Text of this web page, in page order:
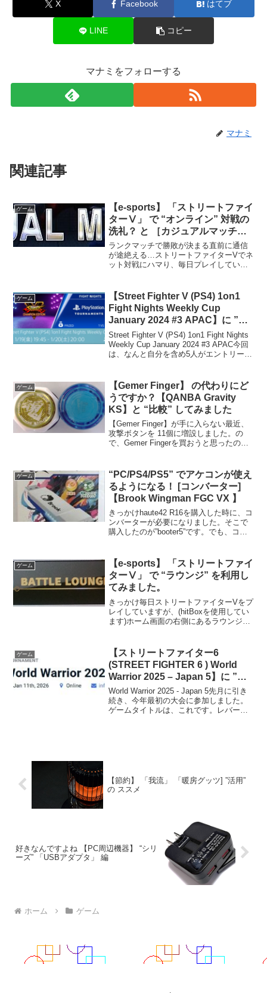
X Facebook はてブ
LINE コピー
マナミをフォローする
マナミ
関連記事
ゲーム
【e-sports】 「ストリートファイ
ターⅤ」 で “オンライン” 対戦の
洗礼？ と ［カジュアルマッチ］
の活用
ランクマッチで勝敗が決まる直前に通信
が途絶える…ストリートファイターVでネ
ット対戦にハマり、毎日プレイしていま
る人にでくわしました。ランクマッチの
場合、負けると順位が下...
ゲーム
【Street Fighter V (PS4) 1on1
Fight Nights Weekly Cup
January 2024 #3 APAC】に ”参
戦?” した「結果」
Street Fighter V (PS4) 1on1 Fight Nights
Weekly Cup January 2024 #3 APAC今回
は、なんと自分を含め5人がエントリー。
ゲーム
【Gemer Finger】 の代わりにど
うですか？【QANBA Gravity
KS】と “比較” してみました
【Gemer Finger】が手に入らない最近、
攻撃ボタンを 11個に増設しました。の
で、Gemer Fingerを買おうと思ったので
かったからなぁ…。んー、割高になる...
ゲーム
“PC/PS4/PS5” でアケコンが使え
るようになる！ [コンバーター]
【Brook Wingman FGC VX 】
きっかけhaute42 R16を購入した時に、コ
ンバーターが必要になりました。そこで
購入したのが”booter5”です。でも、コン
場を調べようと思ったら、なにやら新...
ゲーム
【e-sports】 「ストリートファイ
ターⅤ」 で “ラウンジ” を利用し
てみました。
きっかけ毎日ストリートファイターVをプ
レイしていますが、(hitBoxを使用してい
ます)ホーム画面の右側にあるラウンジと
たちがいるようです。カジュアルマッチ
をONにしても...
ゲーム
【ストリートファイター6
(STREET FIGHTER 6 ) World
Warrior 2025 – Japan 5】に ”参
戦” した「結果」
World Warrior 2025 - Japan 5先月に引き
続き、今年最初の大会に参加しました。
ゲームタイトルは、これです。レバーレ
【節約】 「我流」 「暖房グッツ] ”活用”
の ススメ
好きなんですよね 【PC周辺機器】 “シリ
ーズ” 「USBアダプタ」 編
ホーム ゲーム